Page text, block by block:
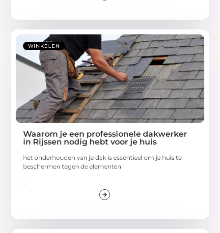
WINKELEN
Waarom je een professionele dakwerker
in Rijssen nodig hebt voor je huis
het onderhouden van je dak is essentieel om je huis te
beschermen tegen de elementen
...